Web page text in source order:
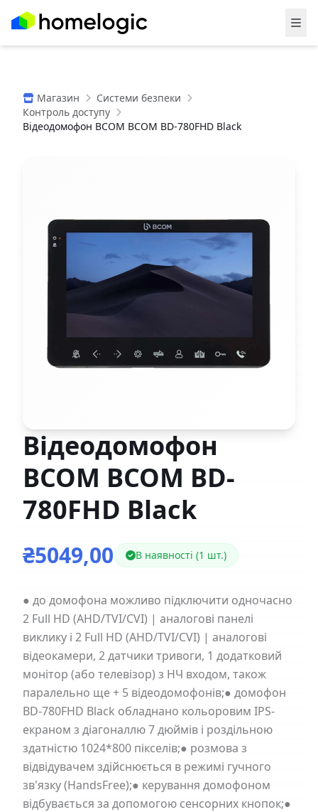
Магазин
Системи безпеки
Контроль доступу
Відеодомофон BCOM BCOM BD-780FHD Black
Відеодомофон
BCOM BCOM BD-
780FHD Black
₴5049,00 В наявності (1 шт.)
● до домофона можливо підключити одночасно
2 Full HD (AHD/TVI/CVI) | аналогові панелі
виклику і 2 Full HD (AHD/TVI/CVI) | аналогові
відеокамери, 2 датчики тривоги, 1 додатковий
монітор (або телевізор) з НЧ входом, також
паралельно ще + 5 відеодомофонів;● домофон
BD-780FHD Black обладнано кольоровим IPS-
екраном з діагоналлю 7 дюймів і роздільною
здатністю 1024*800 пікселів;● розмова з
відвідувачем здійснюється в режимі гучного
зв'язку (HandsFree);● керування домофоном
відбувається за допомогою сенсорних кнопок;●